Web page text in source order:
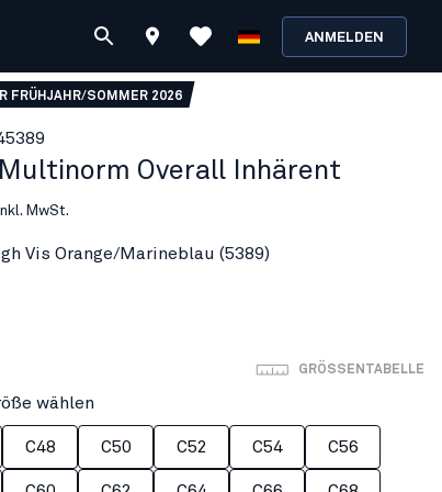
ANMELDEN
FRÜHJAHR/SOMMER 2026
5389
Multinorm Overall Inhärent
MwSt.
Vis Orange/Marineblau (5389)
GRÖSSENTABELLE
wählen
C48 C50 C52 C54 C56